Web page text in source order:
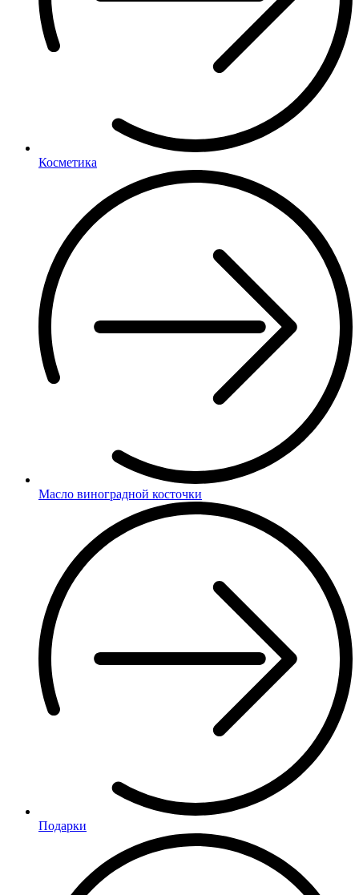
Косметика
Масло виноградной косточки
Подарки